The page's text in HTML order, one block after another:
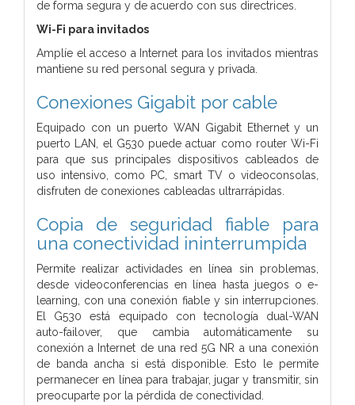
de forma segura y de acuerdo con sus directrices.
Wi-Fi para invitados
Amplíe el acceso a Internet para los invitados mientras
mantiene su red personal segura y privada.
Conexiones Gigabit por cable
Equipado con un puerto WAN Gigabit Ethernet y un
puerto LAN, el G530 puede actuar como router Wi-Fi
para que sus principales dispositivos cableados de
uso intensivo, como PC, smart TV o videoconsolas,
disfruten de conexiones cableadas ultrarrápidas.
Copia de seguridad fiable para
una conectividad ininterrumpida
Permite realizar actividades en línea sin problemas,
desde videoconferencias en línea hasta juegos o e-
learning, con una conexión fiable y sin interrupciones.
El G530 está equipado con tecnología dual-WAN
auto-failover, que cambia automáticamente su
conexión a Internet de una red 5G NR a una conexión
de banda ancha si está disponible. Esto le permite
permanecer en línea para trabajar, jugar y transmitir, sin
preocuparte por la pérdida de conectividad.